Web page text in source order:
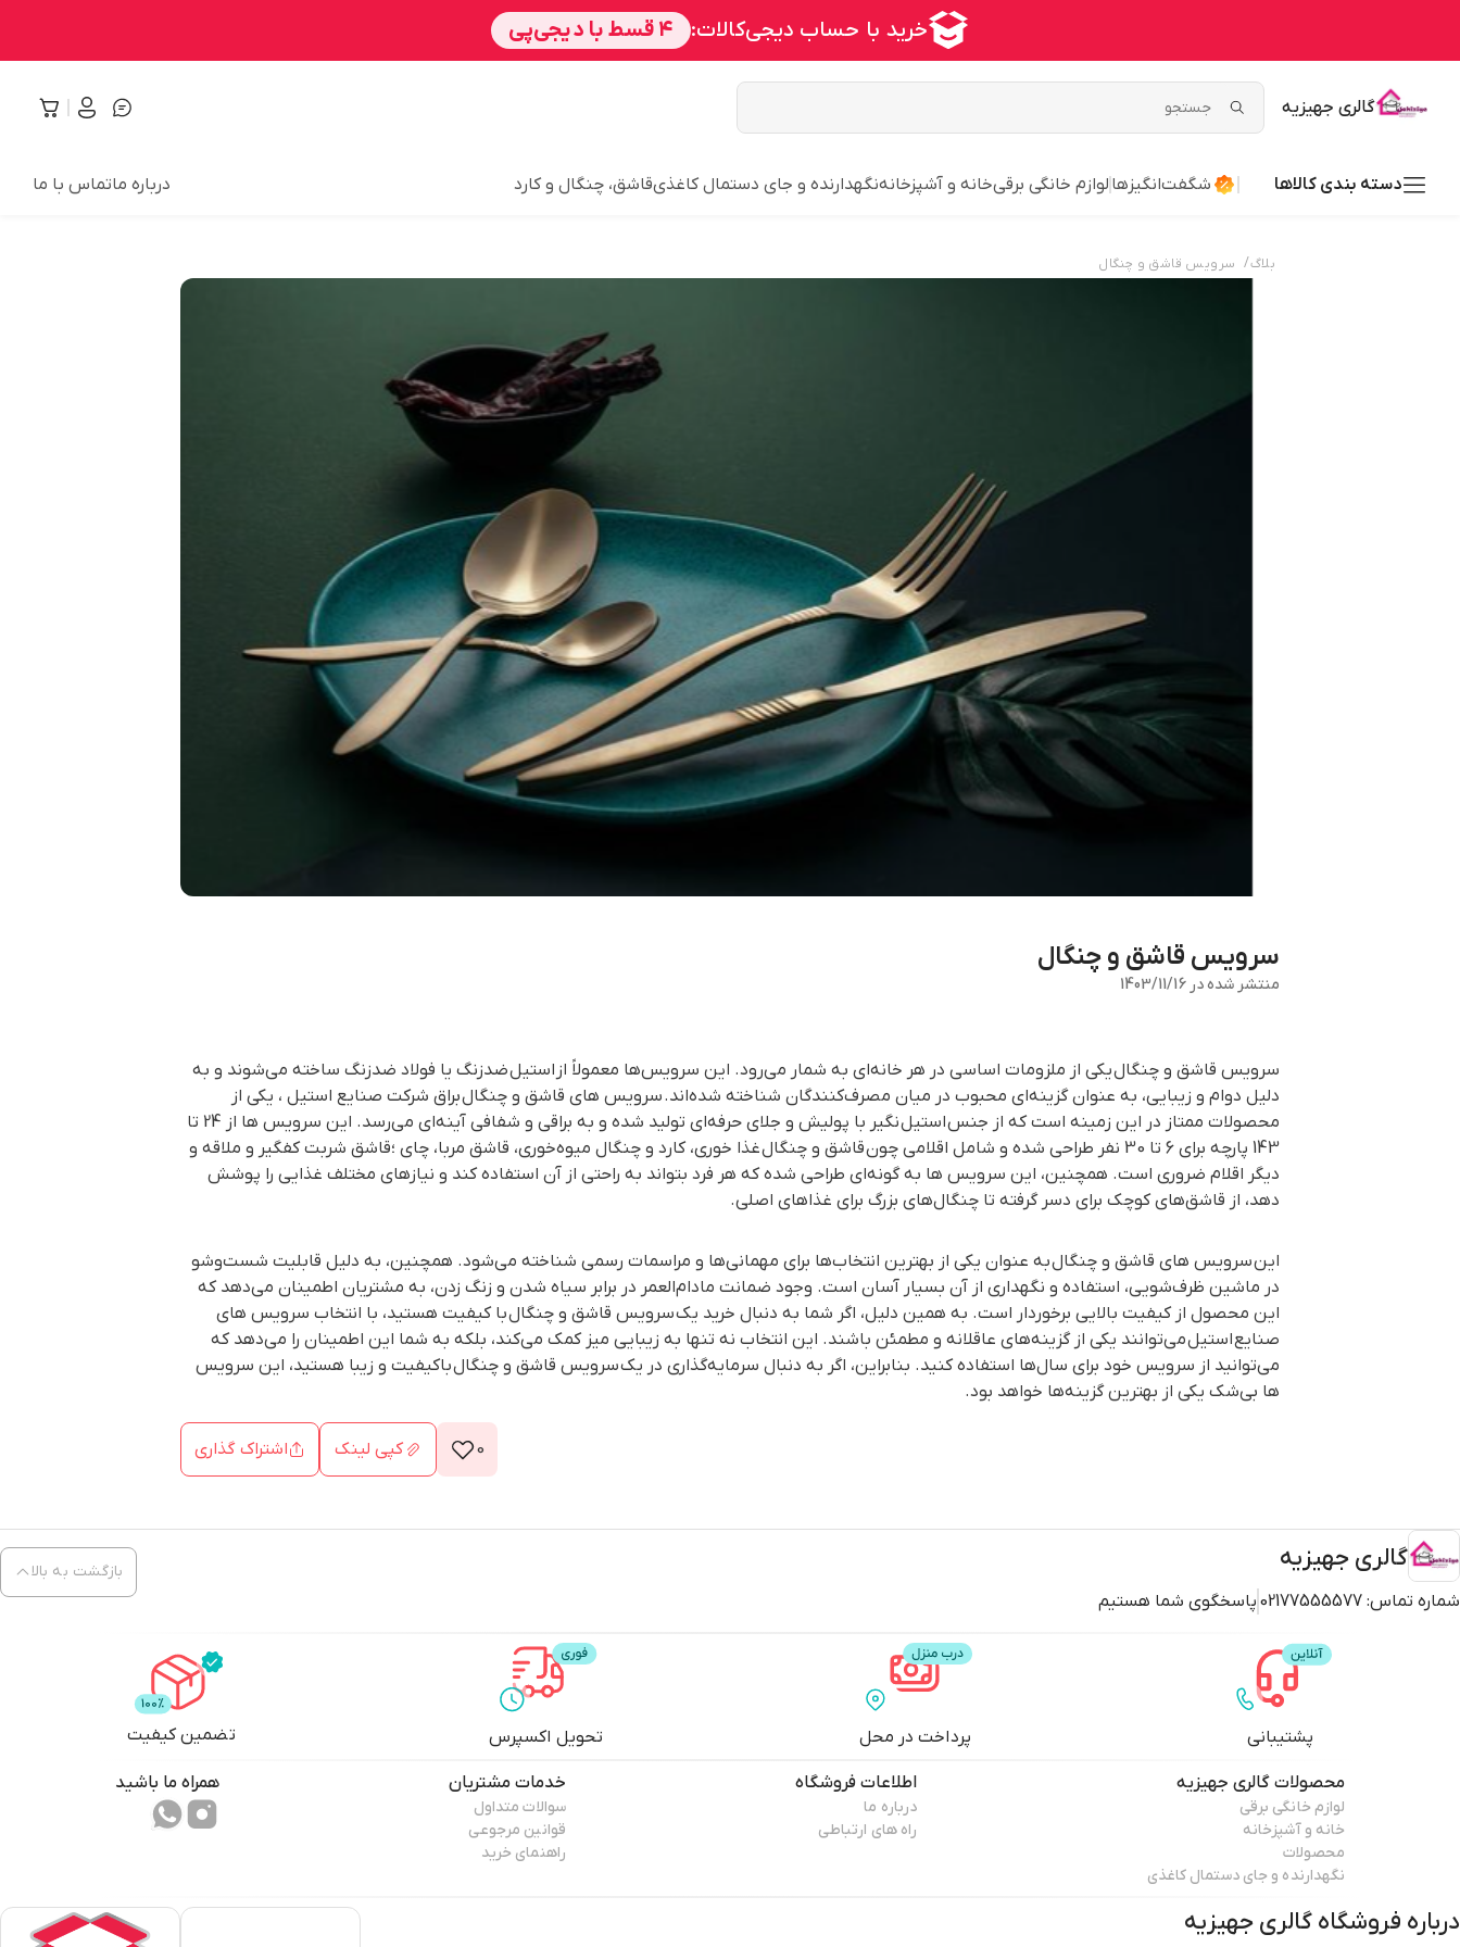
گالری جهیزیه
دسته بندی کالاها شگفت‌انگیزها لوازم خانگی برقیخانه و آشپزخانهنگهدارنده و جای دستمال کاغذیقاشق، چنگال و کارد درباره ماتماس با ما
بلاگ/ سرویس قاشق و چنگال
سرویس قاشق و چنگال
منتشر شده در1403/11/16
سرویس قاشق و چنگالیکی از ملزومات اساسی در هر خانه‌ای به شمار می‌رود. این سرویس‌ها معمولاً از استیلضدزنگ یا فولاد ضدزنگ ساخته می‌شوند و به
دلیل دوام و زیبایی، به عنوان گزینه‌ای محبوب در میان مصرف‌کنندگان شناخته شده‌اند.سرویس های قاشق و چنگالبراق شرکت صنایع استیل ، یکی از
محصولات ممتاز در این زمینه است که از جنساستیل
نگیر با پولیش و جلای حرفه‌ای تولید شده و به براقی و شفافی آینه‌ای می‌رسد. این سرویس ها از 24 تا
143 پارچه برای 6 تا 30 نفر طراحی شده و شامل اقلامی چون
قاشق و چنگالغذا خوری، کارد و چنگال میوه‌خوری، قاشق مربا، چای ؛قاشق شربت کفگیر و ملاقه و
دیگر اقلام ضروری است. همچنین، این سرویس ها به گونه‌ای طراحی شده که هر فرد بتواند به راحتی از آن استفاده کند و نیازهای مختلف غذایی را پوشش
دهد، از قاشق‌های کوچک برای دسر گرفته تا چنگال‌های بزرگ برای غذاهای اصلی.
اینسرویس های قاشق و چنگالبه عنوان یکی از بهترین انتخاب‌ها برای مهمانی‌ها و مراسمات رسمی شناخته می‌شود. همچنین، به دلیل قابلیت شست‌وشو
در ماشین ظرف‌شویی، استفاده و نگهداری از آن بسیار آسان است. وجود ضمانت مادام‌العمر در برابر سیاه شدن و زنگ زدن، به مشتریان اطمینان می‌دهد که
این محصول از کیفیت بالایی برخوردار است. به همین دلیل، اگر شما به دنبال خرید یکسرویس قاشق و چنگالبا کیفیت هستید، با انتخاب سرویس های
صنایعاستیلمی‌توانند یکی از گزینه‌های عاقلانه و مطمئن باشند. این انتخاب نه تنها به زیبایی میز کمک می‌کند، بلکه به شما این اطمینان را می‌دهد که
می‌توانید از سرویس خود برای سال‌ها استفاده کنید. بنابراین، اگر به دنبال سرمایه‌گذاری در یکسرویس قاشق و چنگالباکیفیت و زیبا هستید، این سرویس
ها بی‌شک یکی از بهترین گزینه‌ها خواهد بود.
0 کپی لینک اشتراک گذاری
گالری جهیزیه
شماره تماس: 02177555577 پاسخگوی شما هستیم
بازگشت به بالا
پشتیبانی پرداخت در محل تحویل اکسپرس تضمین کیفیت
محصولات گالری جهیزیه
لوازم خانگی برقی
خانه و آشپزخانه
محصولات
نگهدارنده و جای دستمال کاغذی
اطلاعات فروشگاه
درباره ما
راه های ارتباطی
خدمات مشتریان
سوالات متداول
قوانین مرجوعی
راهنمای خرید
همراه ما باشید
درباره فروشگاه گالری جهیزیه